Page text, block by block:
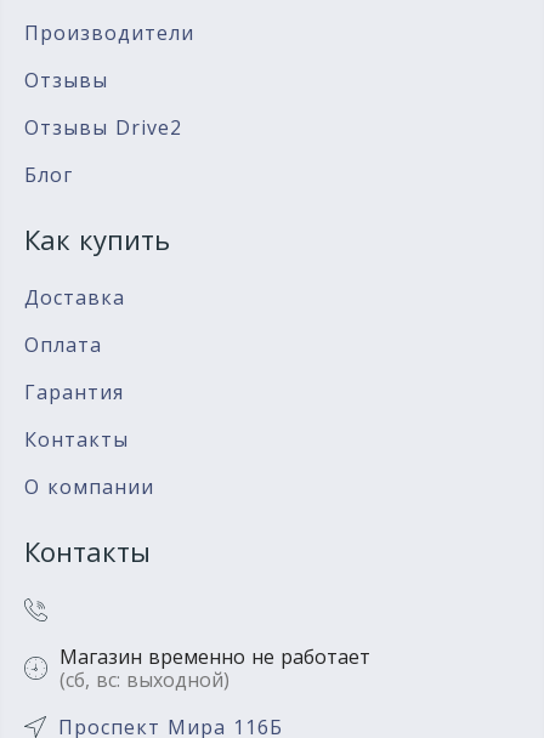
Производители
Отзывы
Отзывы Drive2
Блог
Как купить
Доставка
Оплата
Гарантия
Контакты
О компании
Контакты
Магазин временно не работает
(сб, вс: выходной)
Проспект Мира 116Б